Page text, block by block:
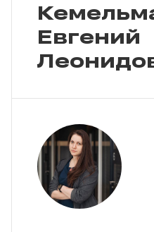
Евгений